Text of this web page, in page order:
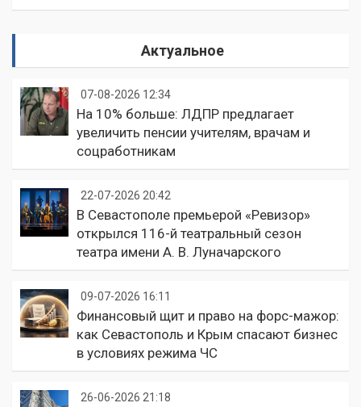
Актуальное
07-08-2026 12:34
На 10% больше: ЛДПР предлагает
увеличить пенсии учителям, врачам и
соцработникам
22-07-2026 20:42
В Севастополе премьерой «Ревизор»
открылся 116-й театральный сезон
театра имени А. В. Луначарского
09-07-2026 16:11
Финансовый щит и право на форс-мажор:
как Севастополь и Крым спасают бизнес
в условиях режима ЧС
26-06-2026 21:18